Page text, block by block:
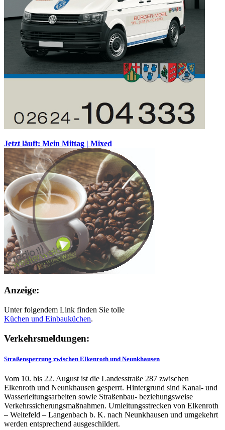
Jetzt läuft: Mein Mittag | Mixed
Anzeige:
Unter folgendem Link finden Sie tolle
Küchen und Einbauküchen.
Verkehrsmeldungen:
Straßensperrung zwischen Elkenroth und Neunkhausen
Vom 10. bis 22. August ist die Landesstraße 287 zwischen
Elkenroth und Neunkhausen gesperrt. Hintergrund sind Kanal- und
Wasserleitungsarbeiten sowie Straßenbau- beziehungsweise
Verkehrssicherungsmaßnahmen. Umleitungsstrecken von Elkenroth
– Weitefeld – Langenbach b. K. nach Neunkhausen und umgekehrt
werden entsprechend ausgeschildert.